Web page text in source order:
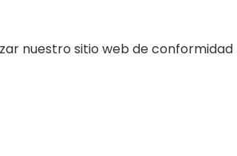
nuestro sitio web de conformidad